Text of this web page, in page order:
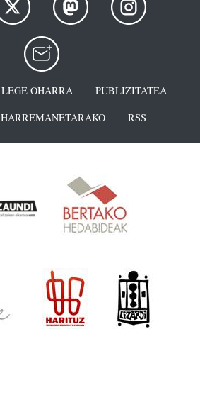
LEGE OHARRA
PUBLIZITATEA
HARREMANETARAKO RSS